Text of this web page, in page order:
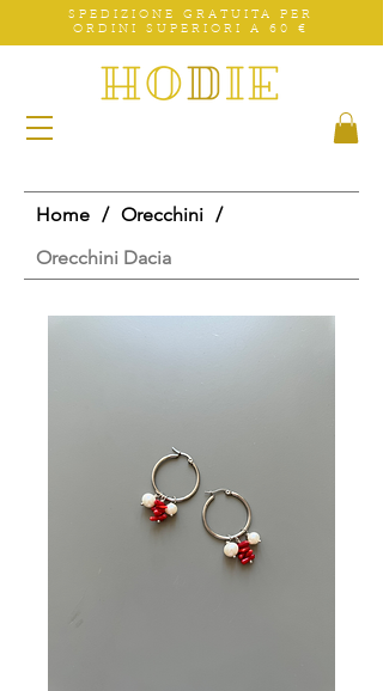
SPEDIZIONE GRATUITA PER
ORDINI SUPERIORI A 60 €
Home / Orecchini /
Orecchini Dacia